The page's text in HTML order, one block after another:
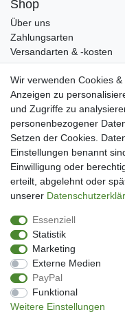
Shop
Über uns
Zahlungsarten
Versandarten & -kosten
Widerrufsrecht
Warenkorb
Zur Kasse
Mein Konto
Kundenkonto eröffnen
Im Kundenkonto
Wunschliste
Service
Datenschutzerklärung
AGB
Impressum
Facebook
Newsletter An & Abmeldung
Wir verwenden Cookies
Anzeigen zu
und Zugriffe zu
personenbezogener
Setzen der Cookies.
Einstellungen benannt
Einwilligung oder
erteilt, abgelehnt oder
unserer
Essenziell
Statistik
Marketing
Externe Medien
PayPal
Funktional
Weitere Einstellungen